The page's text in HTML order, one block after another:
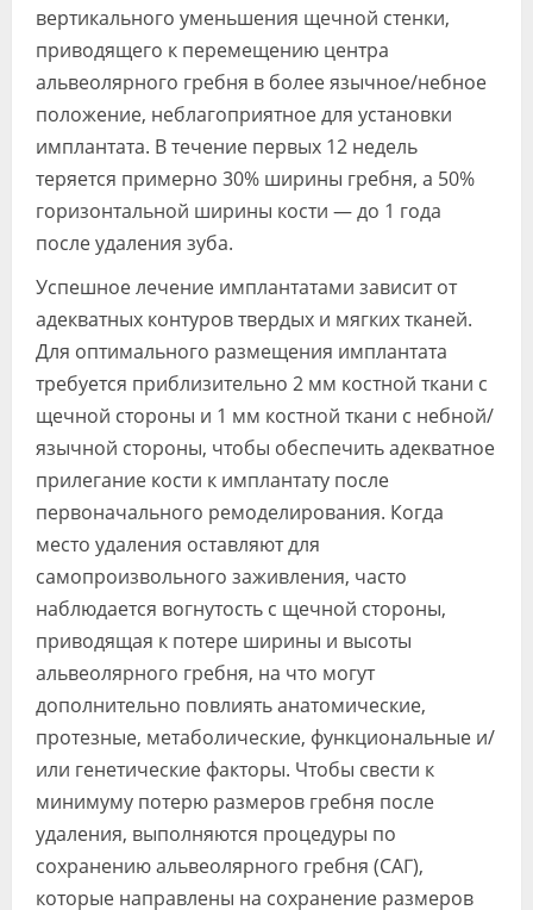
вертикального уменьшения щечной стенки,
приводящего к перемещению центра
альвеолярного гребня в более язычное/небное
положение, неблагоприятное для установки
имплантата. В течение первых 12 недель
теряется примерно 30% ширины гребня, а 50%
горизонтальной ширины кости — до 1 года
после удаления зуба.
Успешное лечение имплантатами зависит от
адекватных контуров твердых и мягких тканей.
Для оптимального размещения имплантата
требуется приблизительно 2 мм костной ткани с
щечной стороны и 1 мм костной ткани с небной/
язычной стороны, чтобы обеспечить адекватное
прилегание кости к имплантату после
первоначального ремоделирования. Когда
место удаления оставляют для
самопроизвольного заживления, часто
наблюдается вогнутость с щечной стороны,
приводящая к потере ширины и высоты
альвеолярного гребня, на что могут
дополнительно повлиять анатомические,
протезные, метаболические, функциональные и/
или генетические факторы. Чтобы свести к
минимуму потерю размеров гребня после
удаления, выполняются процедуры по
сохранению альвеолярного гребня (САГ),
которые направлены на сохранение размеров